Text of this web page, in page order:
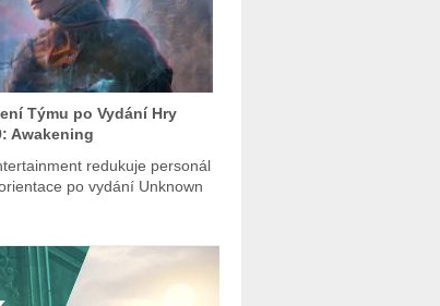
Týmu po Vydání Hry
Awakening
redukuje personál
po vydání Unknown